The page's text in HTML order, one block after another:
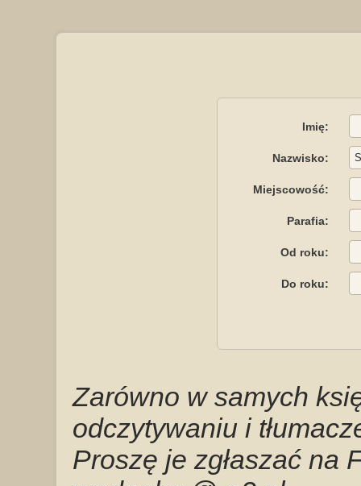
Imię:
Nazwisko:
Miejscowość:
Parafia:
Od roku:
Do roku:
Zarówno w samych
odczytywaniu i
Proszę je zgłaszać na